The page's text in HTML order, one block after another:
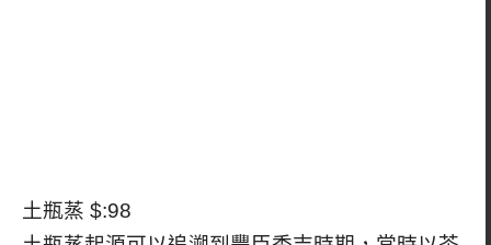
土瓶蒸 $:98